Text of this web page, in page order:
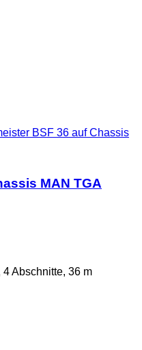
BSF 36 auf Chassis
MAN TGA
Abschnitte, 36 m